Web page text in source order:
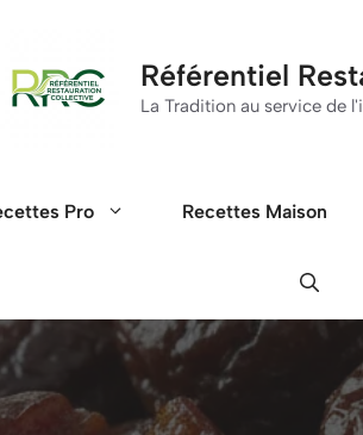
Référentiel
La Tradition au service de
Pro Recettes Maison